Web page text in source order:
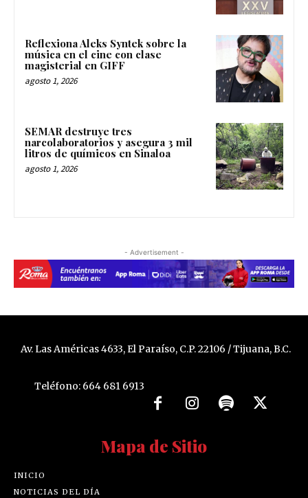
Reflexiona Aleks Syntek sobre la
música en el cine con clase
magisterial en GIFF
agosto 1, 2026
SEMAR destruye tres
narcolaboratorios y asegura 3 mil
litros de químicos en Sinaloa
agosto 1, 2026
- Advertisement -
Av. Las Américas 4633, El Paraíso, C.P. 22106 / Tijuana, B.C.
Teléfono: 664 681 6913
Mapa de Sitio
INICIO
NOTICIAS DEL DÍA